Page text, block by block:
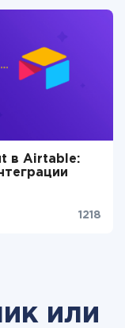
в Airtable:
1218
или